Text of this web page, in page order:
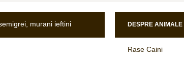
murani ieftini DESPRE ANIMALE
Rase Caini